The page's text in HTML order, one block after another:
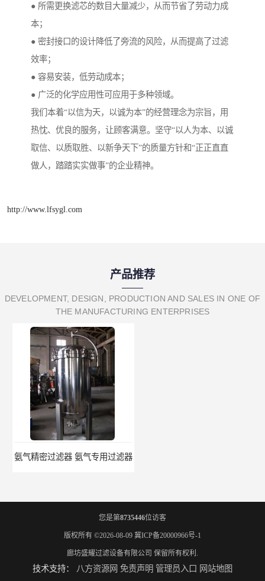
● 所需更换滤芯的数目大量减少，从而节省了劳动力成
本；
● 密封接口的设计降低了旁流的风险，从而提高了过滤
效率；
● 容易安装，低劳动成本；
● 广泛的化学应用性可应用于多种领域。
我们本着“以信为天，以诚为本”的经营理念为宗旨，用
热忱、优良的服务，让顾客满意。坚守“以人为本、以诚
取信、以质取胜、以新争天下”的质量方针和“正正直直
做人，踏踏实实做事”的企业精神。
http://www.lfsygl.com
产品推荐
DEVELOPMENT, DESIGN, PRODUCTION AND SALES IN ONE OF
THE MANUFACTURING ENTERPRISES
氨气精密过滤器 氨气专用过滤器
您是第8735446位访客
版权所有 ©2026-08-09 冀ICP备20000966号-1
廊坊盛耀过滤设备有限公司 保留所有权利.
技术支持： 八方资源网 免责声明 管理员入口 网站地图